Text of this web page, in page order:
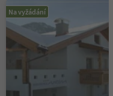
Na vyžádání